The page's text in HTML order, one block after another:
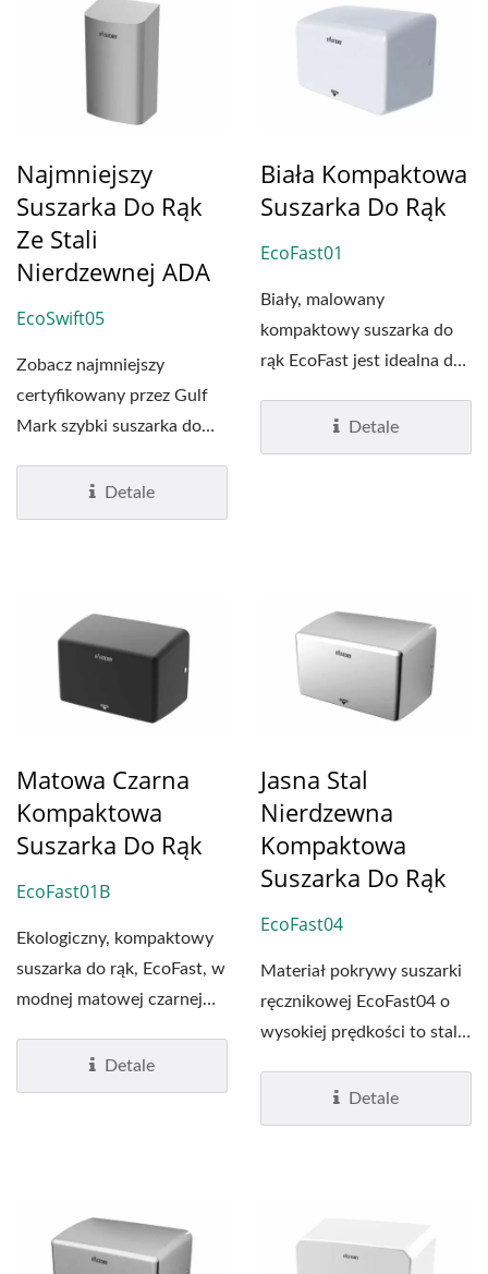
Najmniejszy
Suszarka Do Rąk
Ze Stali
Nierdzewnej ADA
EcoSwift05
Zobacz najmniejszy
certyfikowany przez Gulf
Mark szybki suszarka do
Detale
Biała Kompaktowa
Suszarka Do Rąk
EcoFast01
Biały, malowany
kompaktowy suszarka do
rąk EcoFast jest idealna do
Detale
Matowa Czarna
Kompaktowa
Suszarka Do Rąk
EcoFast01B
Ekologiczny, kompaktowy
suszarka do rąk, EcoFast, w
modnej matowej czarnej
Detale
Jasna Stal
Nierdzewna
Kompaktowa
Suszarka Do Rąk
EcoFast04
Materiał pokrywy suszarki
ręcznikowej EcoFast04 o
wysokiej prędkości to stal
Detale